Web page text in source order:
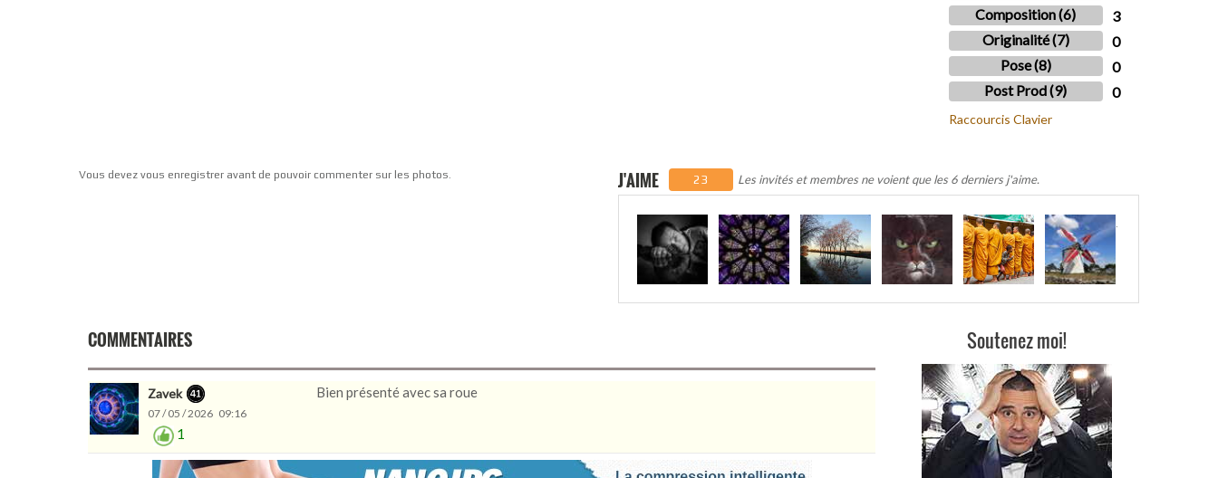
Composition (6)
3
Originalité (7)
0
Pose (8)
0
Post Prod (9)
0
Raccourcis Clavier
Vous devez vous enregistrer avant de pouvoir commenter sur les photos. J'AIME 23 Les invités et membres ne voient que les 6 derniers j'aime.
.
COMMENTAIRES
Zavek
07 / 05 / 2026 09:16
1
Bien présenté avec sa roue
Soutenez moi!